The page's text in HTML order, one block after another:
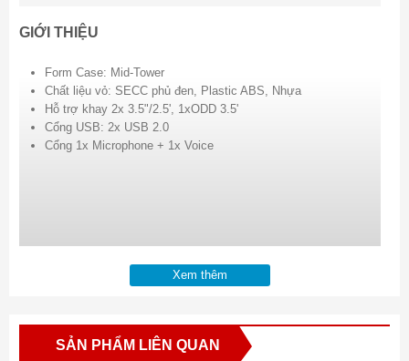
GIỚI THIỆU
Form Case: Mid-Tower
Chất liệu vỏ: SECC phủ đen, Plastic ABS, Nhựa
Hỗ trợ khay 2x 3.5"/2.5', 1xODD 3.5'
Cổng USB: 2x USB 2.0
Cổng 1x Microphone + 1x Voice
Xem thêm
SẢN PHẨM LIÊN QUAN